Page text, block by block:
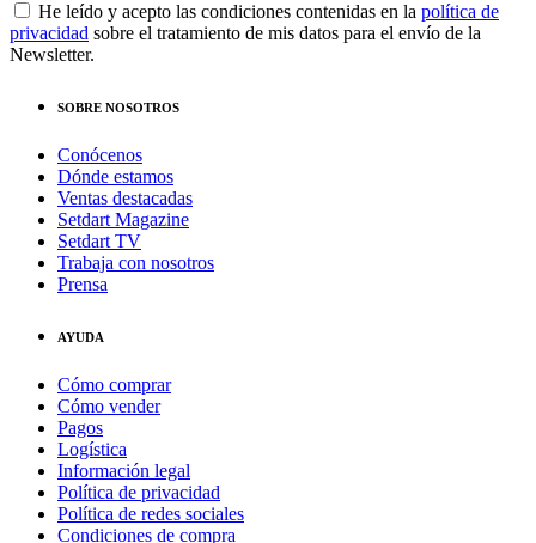
He leído y acepto las condiciones contenidas en la política de
privacidad sobre el tratamiento de mis datos para el envío de la
Newsletter.
SOBRE NOSOTROS
Conócenos
Dónde estamos
Ventas destacadas
Setdart Magazine
Setdart TV
Trabaja con nosotros
Prensa
AYUDA
Cómo comprar
Cómo vender
Pagos
Logística
Información legal
Política de privacidad
Política de redes sociales
Condiciones de compra